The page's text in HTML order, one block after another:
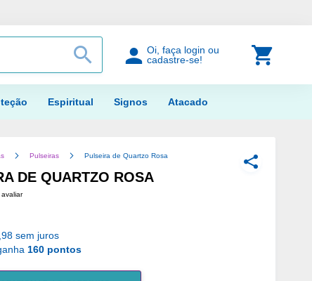
PROCURAR
Oi, faça login ou
cadastre-se!
Espiritual Signos Atacado
Pulseiras Pulseira de Quartzo Rosa
DE QUARTZO ROSA
sem juros
160 pontos